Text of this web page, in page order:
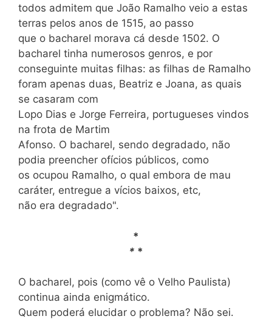
todos admitem que João Ramalho veio a estas
terras pelos anos de 1515, ao passo
que o bacharel morava cá desde 1502. O
bacharel tinha numerosos genros, e por
conseguinte muitas filhas: as filhas de Ramalho
foram apenas duas, Beatriz e Joana, as quais
se casaram com
Lopo Dias e Jorge Ferreira, portugueses vindos
na frota de Martim
Afonso. O bacharel, sendo degradado, não
podia preencher ofícios públicos, como
os ocupou Ramalho, o qual embora de mau
caráter, entregue a vícios baixos, etc,
não era degradado".
*
* *
O bacharel, pois (como vê o Velho Paulista)
continua ainda enigmático.
Quem poderá elucidar o problema? Não sei.